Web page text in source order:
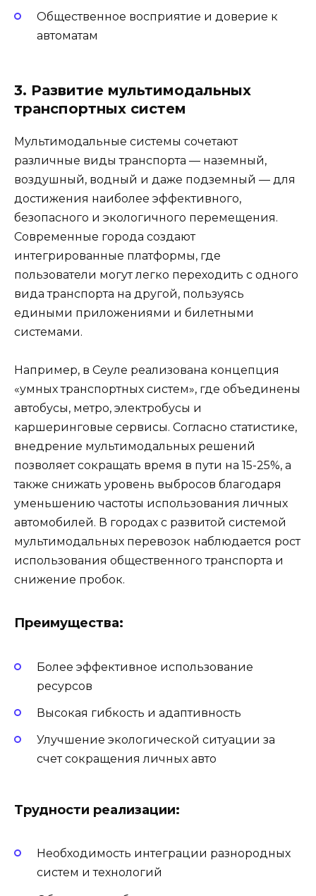
Общественное восприятие и доверие к
автоматам
3. Развитие мультимодальных
транспортных систем
Мультимодальные системы сочетают
различные виды транспорта — наземный,
воздушный, водный и даже подземный — для
достижения наиболее эффективного,
безопасного и экологичного перемещения.
Современные города создают
интегрированные платформы, где
пользователи могут легко переходить с одного
вида транспорта на другой, пользуясь
едиными приложениями и билетными
системами.
Например, в Сеуле реализована концепция
«умных транспортных систем», где объединены
автобусы, метро, электробусы и
каршеринговые сервисы. Согласно статистике,
внедрение мультимодальных решений
позволяет сокращать время в пути на 15-25%, а
также снижать уровень выбросов благодаря
уменьшению частоты использования личных
автомобилей. В городах с развитой системой
мультимодальных перевозок наблюдается рост
использования общественного транспорта и
снижение пробок.
Преимущества:
Более эффективное использование
ресурсов
Высокая гибкость и адаптивность
Улучшение экологической ситуации за
счет сокращения личных авто
Трудности реализации:
Необходимость интеграции разнородных
систем и технологий